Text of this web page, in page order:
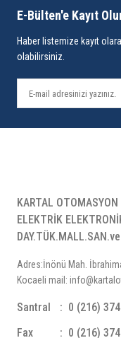
E-Bülten'e Kayıt
Haber listemize kayıt
olabilirsiniz.
KARTAL
ELEKTRİK
Adres:İnönü Mah.
Kocaeli mail:
Santral
0 (216)
Fax
0 (216)